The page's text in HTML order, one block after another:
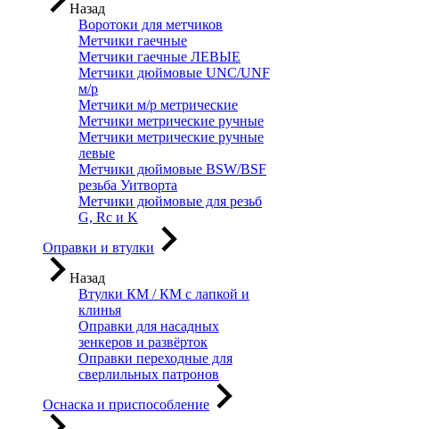
Назад
Воротоки для метчиков
Метчики гаечные
Метчики гаечные ЛЕВЫЕ
Метчики дюймовые UNC/UNF
м/р
Метчики м/р метрические
Метчики метрические ручные
Метчики метрические ручные
левые
Метчики дюймовые BSW/BSF
резьба Уитворта
Метчики дюймовые для резьб
G, Rc и K
Оправки и втулки
Назад
Втулки КМ / КМ с лапкой и
клинья
Оправки для насадных
зенкеров и развёрток
Оправки переходные для
сверлильных патронов
Оснаска и приспособление